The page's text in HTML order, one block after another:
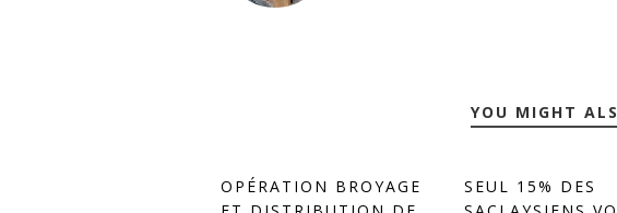
YOU MIGHT
OPÉRATION BROYAGE
SEUL 15% DES